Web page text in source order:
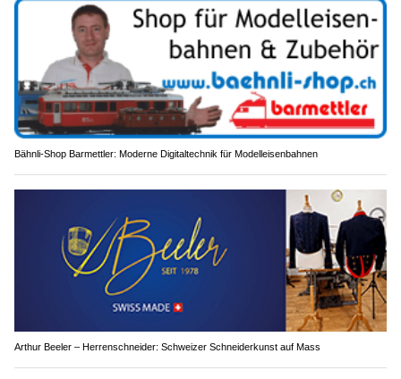
Bähnli-Shop Barmettler: Moderne Digitaltechnik für Modelleisenbahnen
Arthur Beeler – Herrenschneider: Schweizer Schneiderkunst auf Mass